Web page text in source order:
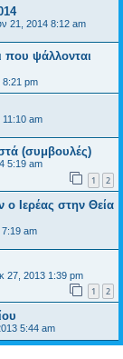
21, 2014 8:12 am
που ψάλλονται
8:21 pm
11:10 am
(συμβουλές)
5:19 am
1 2
ο Ιερέας στην Θεία
7:19 am
27, 2013 1:39 pm
1 2
5:44 am